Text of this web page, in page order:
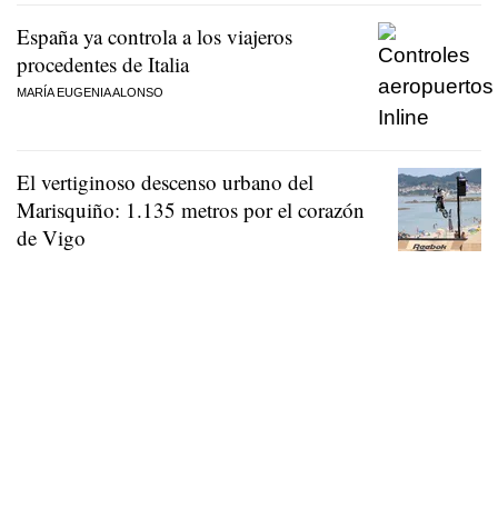
España ya controla a los viajeros
procedentes de Italia
MARÍA EUGENIA ALONSO
El vertiginoso descenso urbano del
Marisquiño: 1.135 metros por el corazón
de Vigo